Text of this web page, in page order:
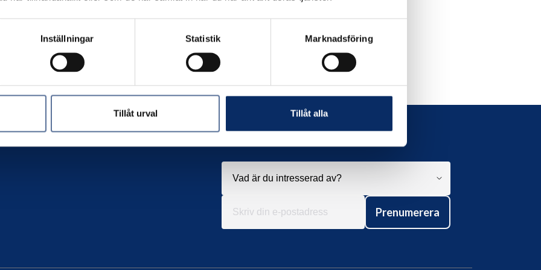
Inställningar Statistik Marknadsföring
Tillåt urval Tillåt alla
Prenumerera